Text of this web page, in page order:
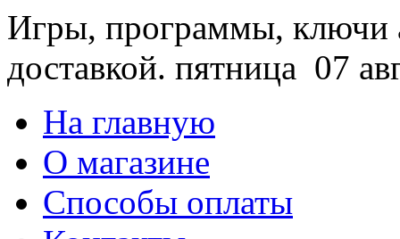
Игры, программы, ключи
доставкой. пятница 07
На главную
О магазине
Способы оплаты